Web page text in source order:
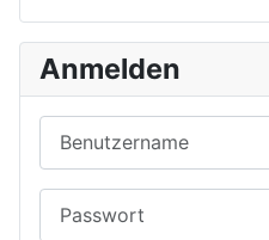
Anmelden